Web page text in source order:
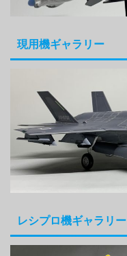
現用機ギャラリー
レシプロ機ギャラリー